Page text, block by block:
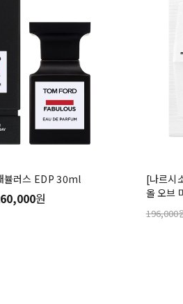
뷸러스 EDP 30ml
원
[나르시
올 오브
196,000